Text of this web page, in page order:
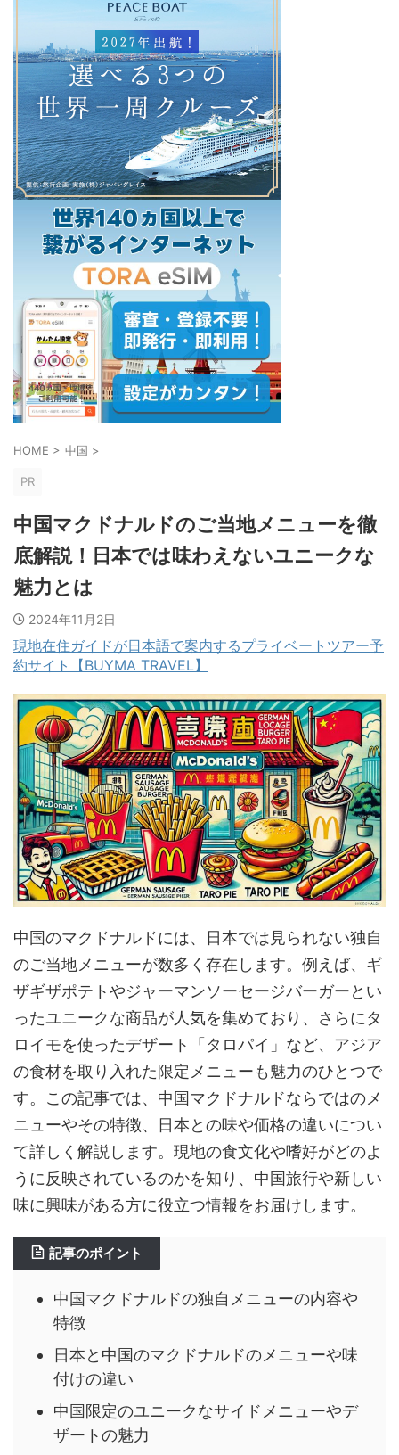
HOME > 中国 >
PR
中国マクドナルドのご当地メニューを徹
底解説！日本では味わえないユニークな
魅力とは
2024年11月2日
現地在住ガイドが日本語で案内するプライベートツアー予
約サイト【BUYMA TRAVEL】
中国のマクドナルドには、日本では見られない独自
のご当地メニューが数多く存在します。例えば、ギ
ザギザポテトやジャーマンソーセージバーガーとい
ったユニークな商品が人気を集めており、さらにタ
ロイモを使ったデザート「タロパイ」など、アジア
の食材を取り入れた限定メニューも魅力のひとつで
す。この記事では、中国マクドナルドならではのメ
ニューやその特徴、日本との味や価格の違いについ
て詳しく解説します。現地の食文化や嗜好がどのよ
うに反映されているのかを知り、中国旅行や新しい
味に興味がある方に役立つ情報をお届けします。
記事のポイント
中国マクドナルドの独自メニューの内容や
特徴
日本と中国のマクドナルドのメニューや味
付けの違い
中国限定のユニークなサイドメニューやデ
ザートの魅力